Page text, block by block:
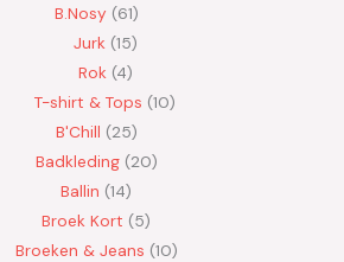
B.Nosy 61
Jurk 15
Rok 4
T-shirt & Tops 10
B'Chill 25
Badkleding 20
Ballin 14
Broek Kort 5
Broeken & Jeans 10